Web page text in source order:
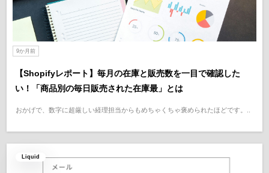
9か月前
【Shopifyレポート】毎月の在庫と販売数を一目で確認した
い！「商品別の毎日販売された在庫最」とは
おかげで、数字に超厳しい経理担当からもめちゃくちゃ褒められたほどです。..
Liquid